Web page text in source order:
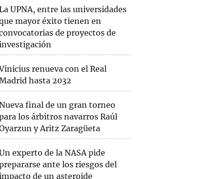
UPNA, entre las universidades
mayor éxito tienen en
de proyectos de
renueva con el Real
hasta 2032
final de un gran torneo
los árbitros navarros Raúl
y Aritz Zaragüeta
experto de la NASA pide
ante los riesgos del
de un asteroide